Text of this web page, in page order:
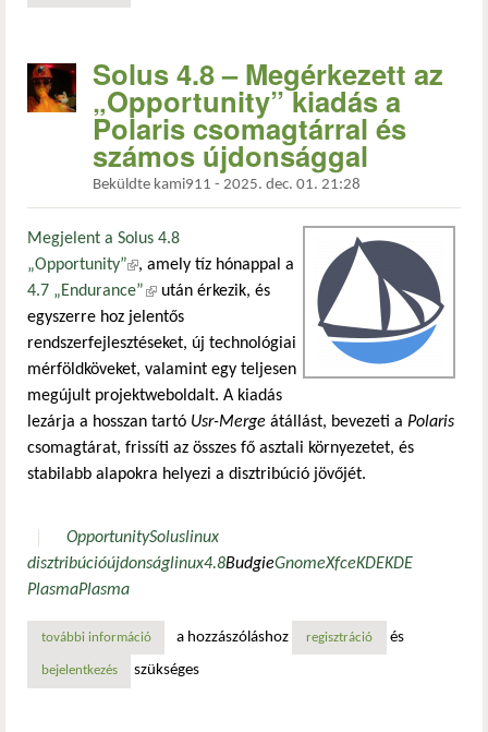
Solus 4.8 – Megérkezett az
„Opportunity” kiadás a
Polaris csomagtárral és
számos újdonsággal
Beküldte kami911 - 2025. dec. 01. 21:28
Megjelent a Solus 4.8
„Opportunity”(külső hivatkozás)
, amely tíz hónappal a
4.7 „Endurance”(külső hivatkozás)
után érkezik, és
egyszerre hoz jelentős
rendszerfejlesztéseket, új technológiai
mérföldköveket, valamint egy teljesen
megújult projektweboldalt. A kiadás
lezárja a hosszan tartó Usr-Merge átállást, bevezeti a Polaris
csomagtárat, frissíti az összes fő asztali környezetet, és
stabilabb alapokra helyezi a disztribúció jövőjét.
OpportunitySoluslinux
disztribúcióújdonságlinux4.8BudgieGnomeXfceKDEKDE
PlasmaPlasma
további információsolus 4.8 – megérkezett az „opportunity” kiadás a polaris
a hozzászóláshoz regisztráció és
bejelentkezés szükséges